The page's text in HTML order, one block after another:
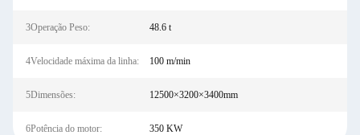
3Operação Peso: 48.6 t
4Velocidade máxima da linha: 100 m/min
5Dimensões: 12500×3200×3400mm
6Potência do motor: 350 KW